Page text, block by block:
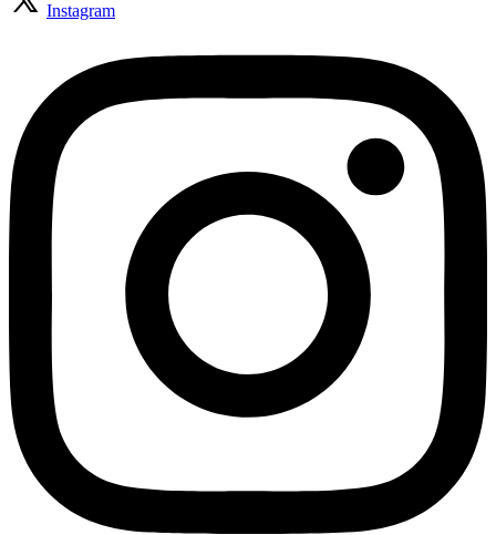
Instagram